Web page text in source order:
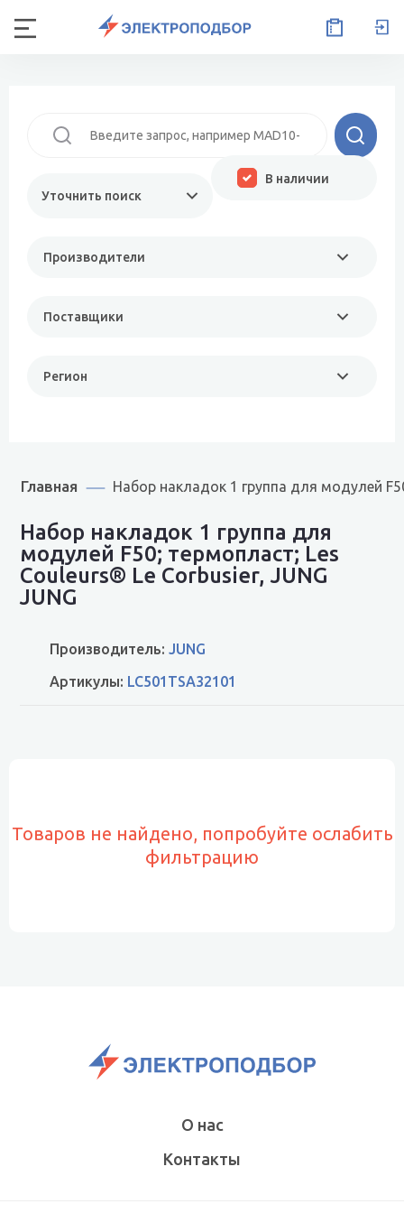
Уточнить поиск
Производители
Поставщики
Регион
В наличии
Главная Набор накладок 1 группа для модулей
Набор накладок 1 группа для
модулей F50; термопласт; Les
Couleurs® Le Corbusier, JUNG
JUNG
Производитель: JUNG
Артикулы: LC501TSA32101
Товаров не найдено, попробуйте ослабить
фильтрацию
О нас
Контакты